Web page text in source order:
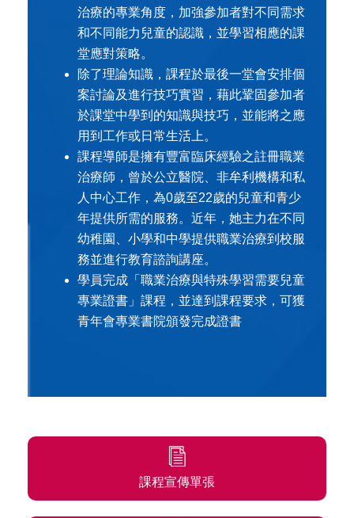
治療的專業角度，加強參加者對不同需求
和不同能力兒童的認識，並學習相應的課
堂應對策略。
除了理論知識，課程於最後一堂會安排個
案討論及進行技巧實習，藉此鞏固參加者
於課堂中學到的知識與技巧，並能將之應
用到工作或日常生活上。
課程導師是擁有豐富臨床經驗之註冊職業
治療師，曾於公立醫院、非牟利機構和私
人中心工作，為0歲至22歲的兒童和青少
年提供所需的服務。近年，她主力在不同
幼稚園、小學和中學提供職業治療到校服
務並進行教育諮詢講座。
學員完成「職業治療與特殊學習需要兒童
專業證書」課程，並達到課程要求，可獲
青年會專業書院頒發完成證書
課程宣傳單張